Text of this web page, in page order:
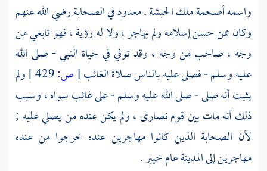
واسمه أصحمة ملك الحبشة . معدود في الصحابة رضي الله عنهم
وكان ممن حسن إسلامه ولم يهاجر ، ولا له رؤية ، فهو تابعي من
وجه ، صاحب من وجه ، وقد توفي في حياة النبي - صلى الله
عليه وسلم - فصلى عليه بالناس صلاة الغائب[ص:
ولم
يثبت أنه صلى - صلى الله عليه وسلم - على غائب سواه ، وسبب
ذلك أنه مات بين قوم نصارى ، ولم يكن عنده من يصلي عليه ;
لأن الصحابة الذين كانوا مهاجرين عنده خرجوا من عنده
مهاجرين إلىالمدينةعامخيبر.